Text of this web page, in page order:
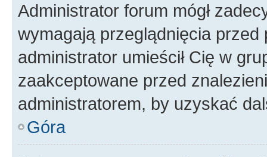
Administrator forum mógł
wymagają przeglądnięcia
administrator umieścił Cię w
zaakceptowane przed
administratorem, by uzyskać
Góra